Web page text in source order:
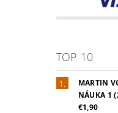
TOP 10
MARTIN
NÁUKA 1
€1,90